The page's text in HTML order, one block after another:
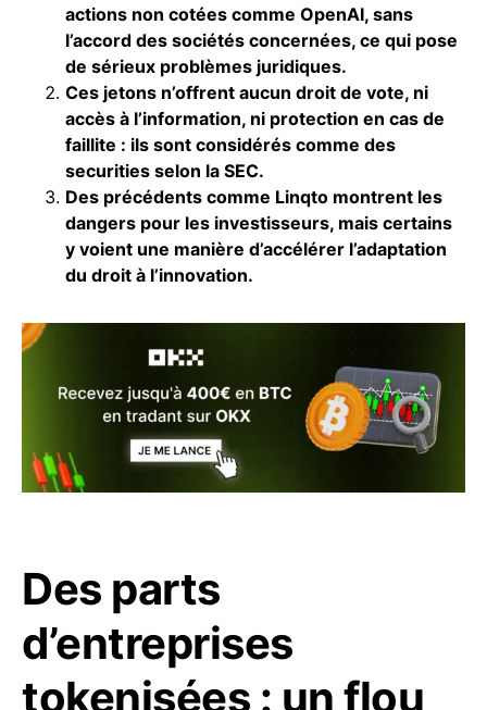
actions non cotées comme OpenAI, sans
l’accord des sociétés concernées, ce qui pose
de sérieux problèmes juridiques.
Ces jetons n’offrent aucun droit de vote, ni
accès à l’information, ni protection en cas de
faillite : ils sont considérés comme des
securities selon la SEC.
Des précédents comme Linqto montrent les
dangers pour les investisseurs, mais certains
y voient une manière d’accélérer l’adaptation
du droit à l’innovation.
Des parts
d’entreprises
tokenisées : un flou